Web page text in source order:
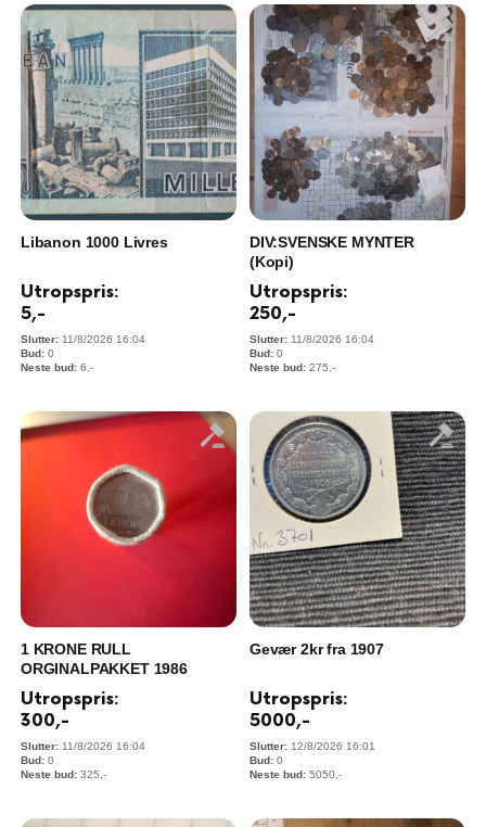
Libanon 1000 Livres
Utropspris:
5,-
11/8/2026 16:04
0
6 ,-
DIV:SVENSKE MYNTER
(Kopi)
Utropspris:
250,-
11/8/2026 16:04
0
275 ,-
1 KRONE RULL
ORGINALPAKKET 1986
Utropspris:
300,-
11/8/2026 16:04
0
325 ,-
Gevær 2kr fra 1907
Utropspris:
5000,-
12/8/2026 16:01
0
5050 ,-